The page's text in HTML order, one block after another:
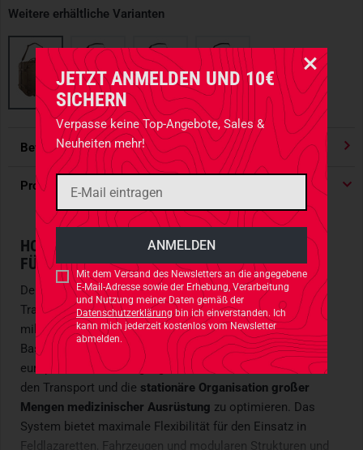
JETZT ANMELDEN UND 10€
SICHERN
Verpasse keine Top-Angebote, Sales &
Neuheiten mehr!
Mit dem Versand des Newsletters an die angegebene
E-Mail-Adresse sowie der Erhebung, Verarbeitung
und Nutzung meiner Daten gemäß der
Datenschutzerklärungbin ich einverstanden. Ich
kann mich jederzeit kostenlos vom Newsletter
abmelden.
Weitere erhältliche Varianten
Bewertungen 4.91 / 5 Sternen
Produktdetails
HOCHSPEZIALISIERTER MODULARCONTAINER
FÜR DEN TAKTISCHEN SANITÄTSDIENST
Der TT Medic Containerist ein modular konzipiertes
Transportsystem, das präzise auf die Anforderungen
militärischer und taktischer Operationen abgestimmt ist.
Basierend auf den Ausschreibungsparametern einer
europäischen Verteidigungskraft wurde er entwickelt, um
den Transport und die stationäre Organisation großer
Mengen medizinischer Ausrüstung zu optimieren. Das
System bietet maximale Flexibilität für den Einsatz in
Feldlazaretten, Fahrzeugen und modularen Strukturen und